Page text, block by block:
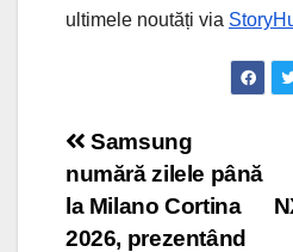
ultimele noutăți via
Post
navigation
Samsung
numără zilele până
la Milano Cortina
2026, prezentând